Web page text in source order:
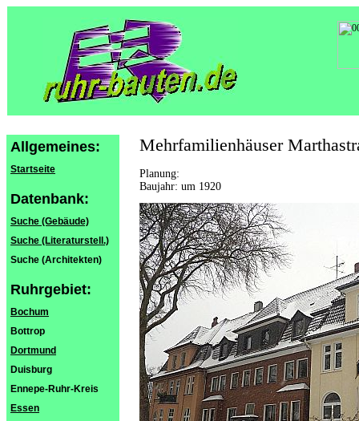
Allgemeines:
Startseite
Datenbank:
Suche (Gebäude)
Suche (Literaturstell.)
Suche (Architekten)
Ruhrgebiet:
Bochum
Bottrop
Dortmund
Duisburg
Ennepe-Ruhr-Kreis
Essen
Mehrfamilienhäuser
Planung:
Baujahr: um 1920